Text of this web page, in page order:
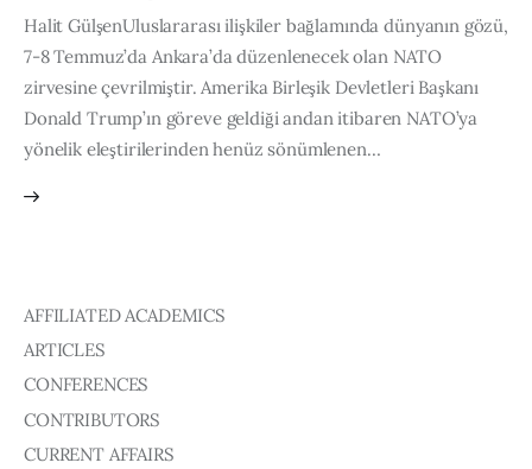
Articles
Staff
Halit GülşenUluslararası ilişkiler bağlamında dünyanın gözü,
7-8 Temmuz’da Ankara’da düzenlenecek olan NATO
zirvesine çevrilmiştir. Amerika Birleşik Devletleri Başkanı
Donald Trump’ın göreve geldiği andan itibaren NATO’ya
yönelik eleştirilerinden henüz sönümlenen…
AFFILIATED ACADEMICS
ARTICLES
CONFERENCES
CONTRIBUTORS
CURRENT AFFAIRS